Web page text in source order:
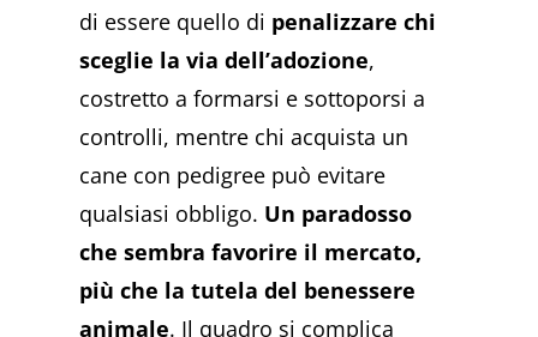
di essere quello di penalizzare chi
sceglie la via dell’adozione,
costretto a formarsi e sottoporsi a
controlli, mentre chi acquista un
cane con pedigree può evitare
qualsiasi obbligo. Un paradosso
che sembra favorire il mercato,
più che la tutela del benessere
animale. Il quadro si complica